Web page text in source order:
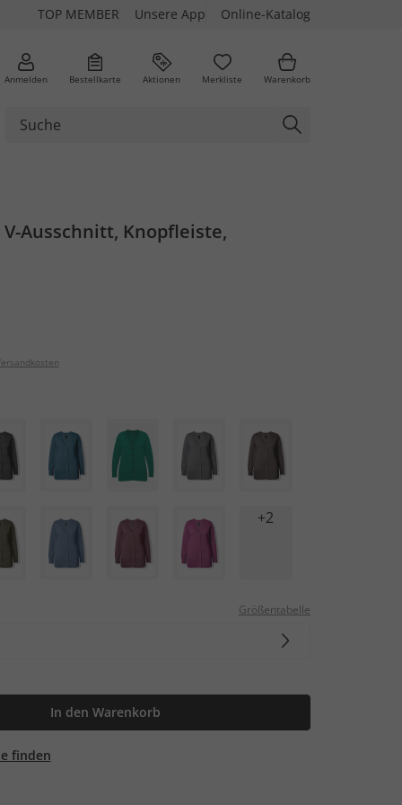
TOP MEMBER Unsere App Online-Katalog
Anmelden Bestellkarte Aktionen Merkliste Warenkorb
Ausschnitt, Knopfleiste,
+2
Größentabelle
In den Warenkorb
finden